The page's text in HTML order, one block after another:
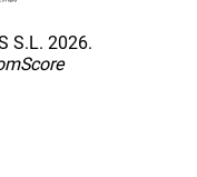
S.L. 2026.